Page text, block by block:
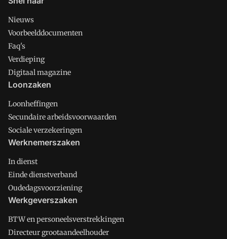
Nieuws
Voorbeelddocumenten
Faq's
Verdieping
Digitaal magazine
Loonzaken
Loonheffingen
Secundaire arbeidsvoorwaarden
Sociale verzekeringen
Werknemerszaken
In dienst
Einde dienstverband
Oudedagsvoorziening
Werkgeverszaken
BTW en personeelsverstrekkingen
Directeur grootaandeelhouder